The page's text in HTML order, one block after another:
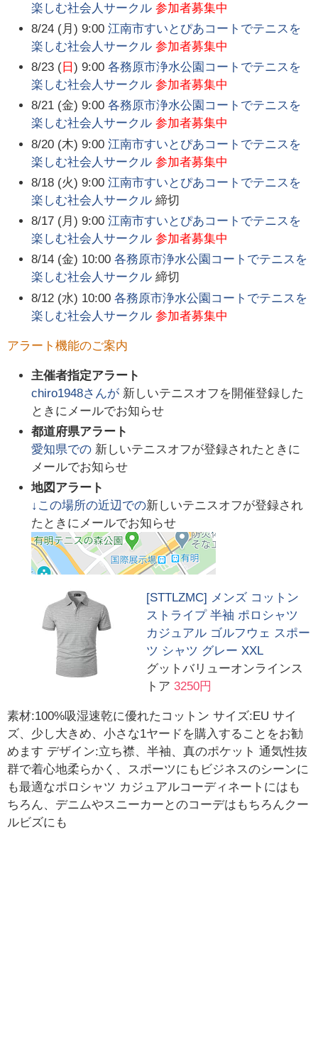
楽しむ社会人サークル 参加者募集中
8/24 (月) 9:00 江南市すいとぴあコートでテニスを
楽しむ社会人サークル 参加者募集中
8/23 ( 日) 9:00 各務原市浄水公園コートでテニスを
楽しむ社会人サークル 参加者募集中
8/21 (金) 9:00 各務原市浄水公園コートでテニスを
楽しむ社会人サークル 参加者募集中
8/20 (木) 9:00 江南市すいとぴあコートでテニスを
楽しむ社会人サークル 参加者募集中
8/18 (火) 9:00 江南市すいとぴあコートでテニスを
楽しむ社会人サークル 締切
8/17 (月) 9:00 江南市すいとぴあコートでテニスを
楽しむ社会人サークル 参加者募集中
8/14 (金) 10:00 各務原市浄水公園コートでテニスを
楽しむ社会人サークル 締切
8/12 (水) 10:00 各務原市浄水公園コートでテニスを
楽しむ社会人サークル 参加者募集中
アラート機能のご案内
主催者指定アラート
chiro1948さんが 新しいテニスオフを開催登録した
ときにメールでお知らせ
都道府県アラート
愛知県での 新しいテニスオフが登録されたときに
メールでお知らせ
地図アラート
↓この場所の近辺での新しいテニスオフが登録され
たときにメールでお知らせ
[STTLZMC] メンズ コットン
ストライプ 半袖 ポロシャツ
カジュアル ゴルフウェ スポー
ツ シャツ グレー XXL
グットバリューオンラインス
トア 3250円
素材:100%吸湿速乾に優れたコットン サイズ:EU サイ
ズ、少し大きめ、小さな1ヤードを購入することをお勧
めます デザイン:立ち襟、半袖、真のポケット 通気性抜
群で着心地柔らかく、スポーツにもビジネスのシーンに
も最適なポロシャツ カジュアルコーディネートにはも
ちろん、デニムやスニーカーとのコーデはもちろんクー
ルビズにも